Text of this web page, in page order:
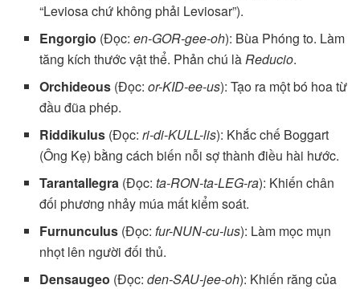
“Leviosa chứ không phải Leviosar”).
Engorgio (Đọc:en-GOR-gee-oh): Bùa Phóng to. Làm
tăng kích thước vật thể. Phản chú làReducio.
Orchideous (Đọc:or-KID-ee-us): Tạo ra một bó hoa từ
đầu đũa phép.
Riddikulus (Đọc:ri-di-KULL-lis): Khắc chế Boggart
(Ông Kẹ) bằng cách biến nỗi sợ thành điều hài hước.
Tarantallegra (Đọc:ta-RON-ta-LEG-ra): Khiến chân
đối phương nhảy múa mất kiểm soát.
Furnunculus (Đọc:fur-NUN-cu-lus): Làm mọc mụn
nhọt lên người đối thủ.
Densaugeo (Đọc:den-SAU-jee-oh): Khiến răng của